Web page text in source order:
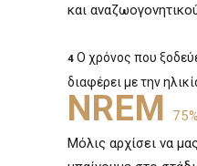
και
4 Ο χρόνος που
διαφέρει με την
NREM
Μόλις αρχίσει να